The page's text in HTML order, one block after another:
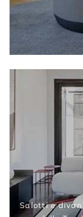
Salotti e